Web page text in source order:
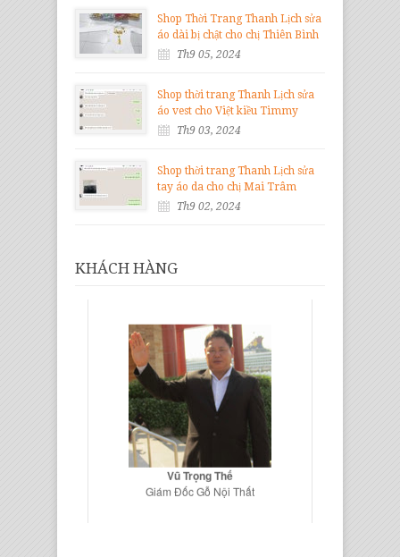
Shop Thời Trang Thanh Lịch sửa
áo dài bị chật cho chị Thiên Bình
Th9 05, 2024
Shop thời trang Thanh Lịch sửa
áo vest cho Việt kiều Timmy
Th9 03, 2024
Shop thời trang Thanh Lịch sửa
tay áo da cho chị Mai Trâm
Th9 02, 2024
KHÁCH HÀNG
Vũ Trọng Thế
Giám Đốc Gỗ Nội Thất